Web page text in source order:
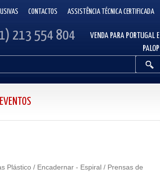
CONTACTOS ASSISTÊNCIA TÉCNICA CERTIFICADA
213 554 804
VENDA PARA PORTUGAL E
PALOP
EVENTOS
Plástico / Encadernar - Espiral / Prensas de